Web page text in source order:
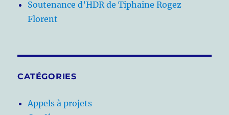
Soutenance d’HDR de Tiphaine Rogez
Florent
CATÉGORIES
Appels à projets